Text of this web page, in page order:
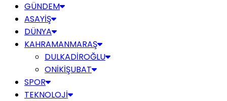
GÜNDEM
ASAYİŞ
DÜNYA
KAHRAMANMARAŞ
DULKADİROĞLU
ONİKİŞUBAT
SPOR
TEKNOLOJİ